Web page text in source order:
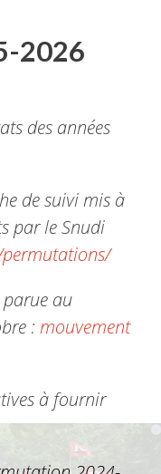
2026
des années
de suivi mis à
par le Snudi
parue au
: mouvement
à fournir